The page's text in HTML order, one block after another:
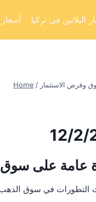
البلاتين في تركيا
Home /
عامة على سوق
التطورات في سوق